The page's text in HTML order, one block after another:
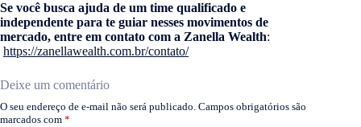
Se você busca ajuda de um time qualificado e
independente para te guiar nesses movimentos de
mercado, entre em contato com a Zanella Wealth:
https://zanellawealth.com.br/contato/
Deixe um comentário
O seu endereço de e-mail não será publicado. Campos obrigatórios são
marcados com *